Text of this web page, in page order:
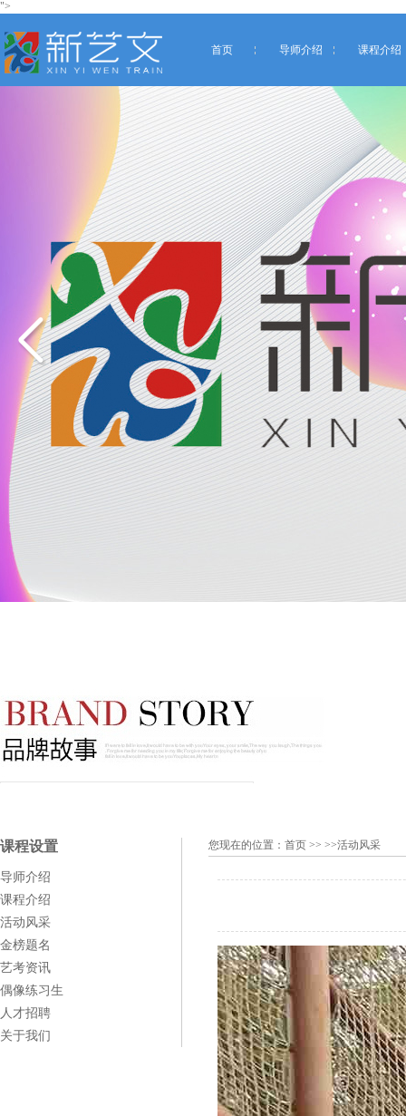
">
首页 导师介绍 课程介绍
课程设置
导师介绍
课程介绍
活动风采
金榜题名
艺考资讯
偶像练习生
人才招聘
关于我们
您现在的位置： 首页 >> >>活动风采